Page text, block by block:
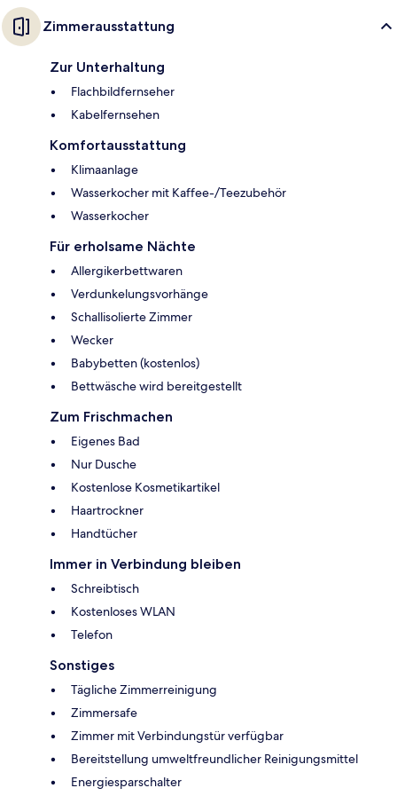
Zimmerausstattung
Zur Unterhaltung
Flachbildfernseher
Kabelfernsehen
Komfortausstattung
Klimaanlage
Wasserkocher mit Kaffee-/Teezubehör
Wasserkocher
Für erholsame Nächte
Allergikerbettwaren
Verdunkelungsvorhänge
Schallisolierte Zimmer
Wecker
Babybetten (kostenlos)
Bettwäsche wird bereitgestellt
Zum Frischmachen
Eigenes Bad
Nur Dusche
Kostenlose Kosmetikartikel
Haartrockner
Handtücher
Immer in Verbindung bleiben
Schreibtisch
Kostenloses WLAN
Telefon
Sonstiges
Tägliche Zimmerreinigung
Zimmersafe
Zimmer mit Verbindungstür verfügbar
Bereitstellung umweltfreundlicher Reinigungsmittel
Energiesparschalter